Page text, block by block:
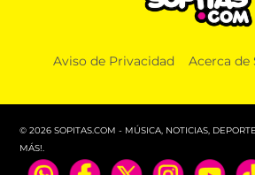
Aviso de Privacidad Acerca de
© 2026 SOPITAS.COM - MÚSICA, NOTICIAS,
MÁS!.